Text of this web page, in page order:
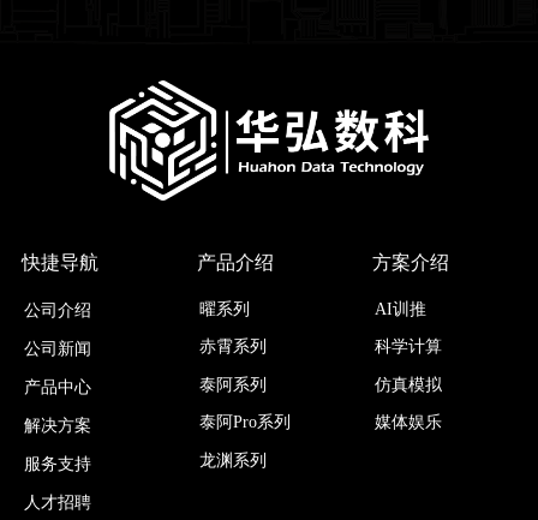
曜系列
赤霄系列
泰阿系列
泰阿Pro系列
龙渊系列
产品介绍 方案介绍
AI训推
科学计算
仿真模拟
媒体娱乐
公司介绍
公司新闻
产品中心
解决方案
服务支持
人才招聘
快捷导航